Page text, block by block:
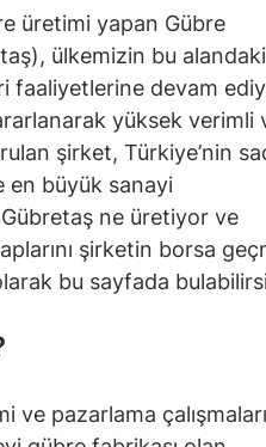
üretimi yapan Gübre
ülkemizin bu
faaliyetlerine devam
yüksek verimli
şirket, Türkiye’nin
en büyük sanayi
Gübretaş ne üretiyor ve
şirketin borsa
bu sayfada
ve pazarlama çalışmaları